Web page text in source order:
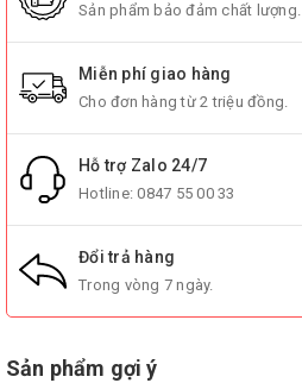
Sản phẩm bảo đảm chất lượng.
Miễn phí giao hàng
Cho đơn hàng từ 2 triệu đồng.
Hỗ trợ Zalo 24/7
Hotline:0847 55 00 33
Đổi trả hàng
Trong vòng 7 ngày.
Sản phẩm gợi ý